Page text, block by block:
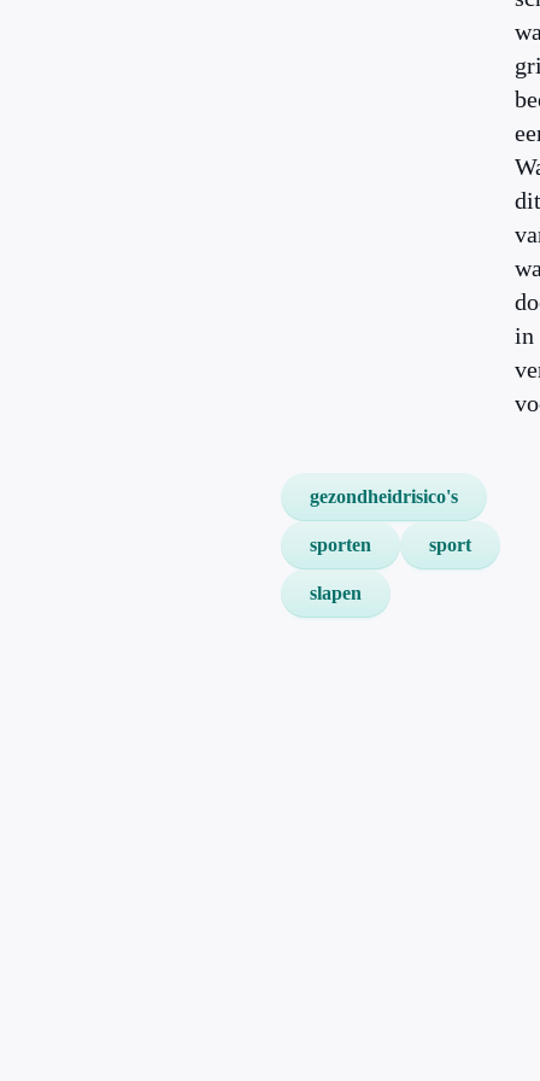
in
gezondheidrisico's
sporten sport
slapen